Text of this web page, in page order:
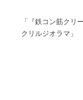
「『鉄コン筋クリ
クリルジオラマ」